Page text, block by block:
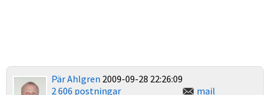
Pär Ahlgren 2009-09-28 22:26:09
2 606 postningar
mail